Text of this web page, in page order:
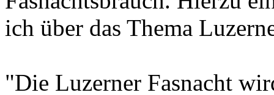
ich über das Thema
"Die Luzerner Fasnacht